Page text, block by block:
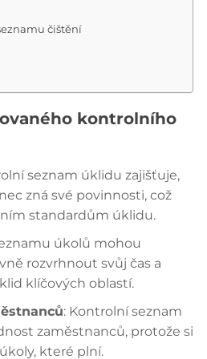
čištění
kontrolního
seznam úklidu zajišťuje,
zná své povinnosti, což
standardům úklidu.
úkolů mohou
rozvrhnout svůj čas a
klíčových oblastí.
: Kontrolní seznam
zaměstnanců, protože si
které plní.